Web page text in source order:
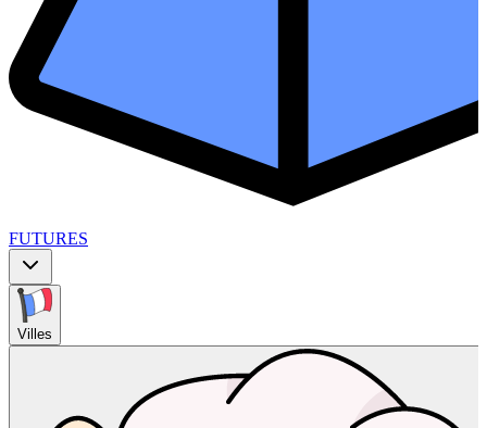
FUTURES
Villes